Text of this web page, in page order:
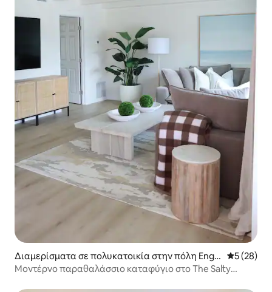
Διαμερίσματα σε πολυκατοικία στην πόλη Engle
wood
Μέση
5 (28)
Μοντέρνο παραθαλάσσιο καταφύγιο στο The Salty